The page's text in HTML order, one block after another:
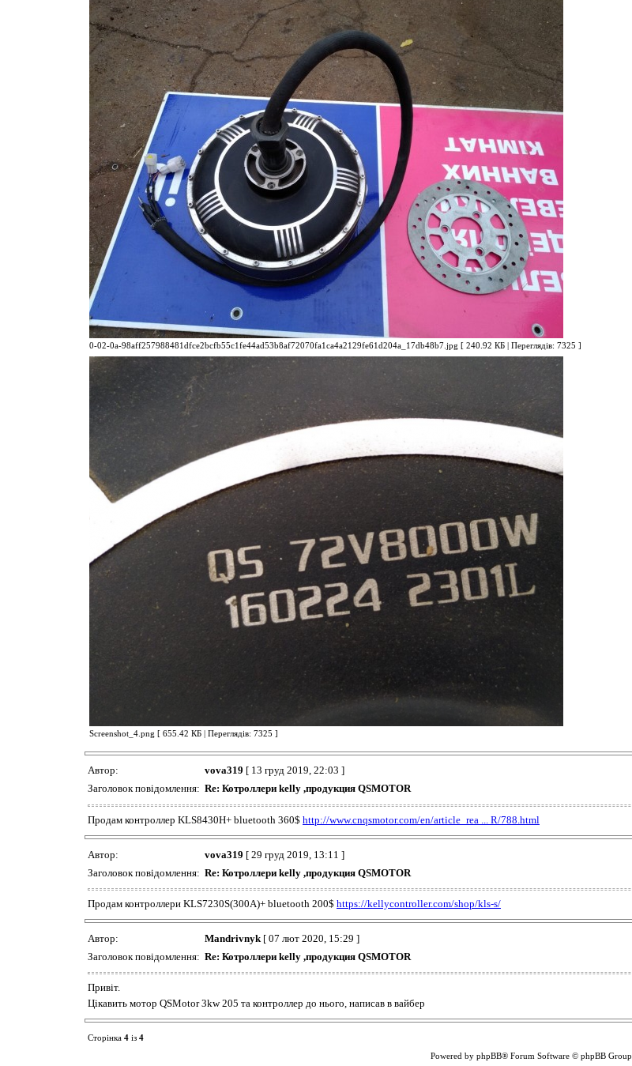
0-02-0a-98aff257988481dfce2bcfb55c1fe44ad53b8af72070fa1ca4a2129fe61d204a_17db48b7.jpg [ 240.92 КБ | Переглядів: 7325 ]
Screenshot_4.png [ 655.42 КБ | Переглядів: 7325 ]
Автор: vova319 [ 13 груд 2019, 22:03 ]
Заголовок повідомлення: Re: Котроллери kelly ,продукция QSMOTOR
Продам контроллер KLS8430H+ bluetooth 360$ http://www.cnqsmotor.com/en/article_rea ... R/788.html
Автор: vova319 [ 29 груд 2019, 13:11 ]
Заголовок повідомлення: Re: Котроллери kelly ,продукция QSMOTOR
Продам контроллери KLS7230S(300A)+ bluetooth 200$ https://kellycontroller.com/shop/kls-s/
Автор: Mandrivnyk [ 07 лют 2020, 15:29 ]
Заголовок повідомлення: Re: Котроллери kelly ,продукция QSMOTOR
Привіт.
Цікавить мотор QSMotor 3kw 205 та контроллер до нього, написав в вайбер
Сторінка 4 із 4
Powered by phpBB® Forum Software © phpBB Group